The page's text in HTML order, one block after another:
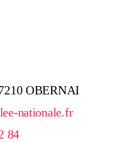
OBERNAI
nationale.fr
84